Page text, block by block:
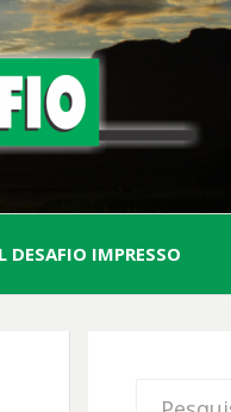
DESAFIO IMPRESSO
Procurar